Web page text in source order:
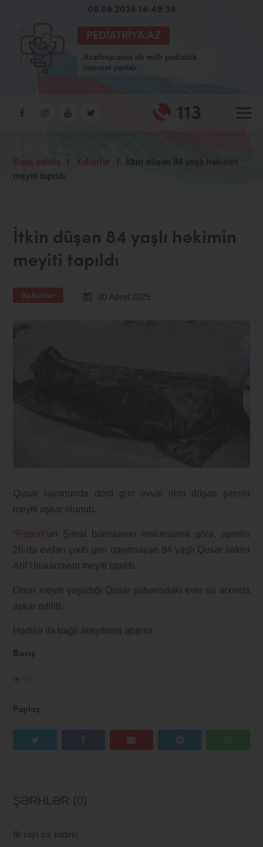
08.08.2026 14:49:40
PEDIATRIYA.AZ
Azərbaycanın ilk milli pediatrik
internet portalı
113
Əsas səhifə / Xəbərlər /
İtkin düşən 84 yaşlı həkimin
meyiti tapıldı
İtkin düşən 84 yaşlı həkimin
meyiti tapıldı
Xəbərlər 30 Aprel 2025
Baxış
Paylaş
Qusar rayonunda dörd gün əvvəl itkin düşən şəxsin
meyiti aşkar olunub.
“Report” un Şimal bürosunun məlumatına görə, aprelin
26-da evdən çıxıb geri qayıtmayan 84 yaşlı Qusar sakini
Arif Uluxanovun meyiti tapılıb.
Onun meyiti yaşadığı Qusar şəhərindəki evin su arxında
aşkar edilib.
Hadisə ilə bağlı araşdırma aparılır.
ŞƏRHLƏR (0)
İlk rəyi siz bildirin